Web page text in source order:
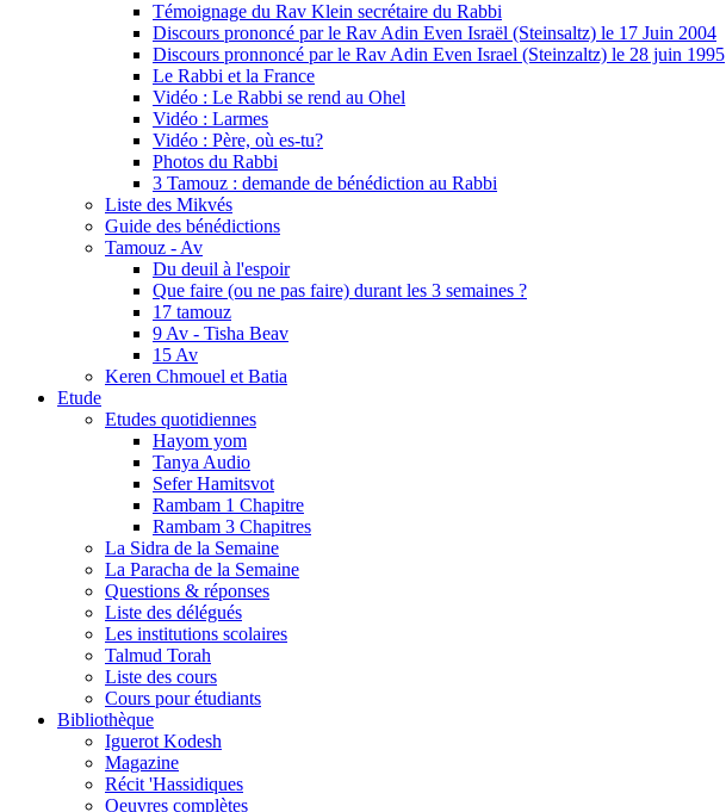
Témoignage du Rav Klein secrétaire du Rabbi
Discours prononcé par le Rav Adin Even Israël (Steinsaltz) le 17 Juin 2004
Discours pronnoncé par le Rav Adin Even Israel (Steinzaltz) le 28 juin 1995
Le Rabbi et la France
Vidéo : Le Rabbi se rend au Ohel
Vidéo : Larmes
Vidéo : Père, où es-tu?
Photos du Rabbi
3 Tamouz : demande de bénédiction au Rabbi
Liste des Mikvés
Guide des bénédictions
Tamouz - Av
Du deuil à l'espoir
Que faire (ou ne pas faire) durant les 3 semaines ?
17 tamouz
9 Av - Tisha Beav
15 Av
Keren Chmouel et Batia
Etude
Etudes quotidiennes
Hayom yom
Tanya Audio
Sefer Hamitsvot
Rambam 1 Chapitre
Rambam 3 Chapitres
La Sidra de la Semaine
La Paracha de la Semaine
Questions & réponses
Liste des délégués
Les institutions scolaires
Talmud Torah
Liste des cours
Cours pour étudiants
Bibliothèque
Iguerot Kodesh
Magazine
Récit 'Hassidiques
Oeuvres complètes